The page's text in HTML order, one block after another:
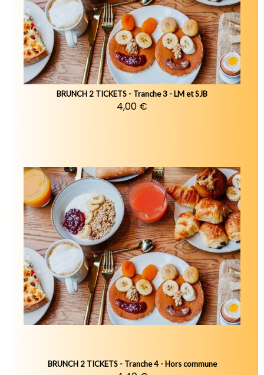
BRUNCH 2 TICKETS - Tranche 3 - LM et SJB
4,00 €
BRUNCH 2 TICKETS - Tranche 4 - Hors commune